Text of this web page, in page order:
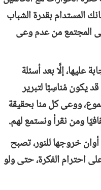
المستدام بقدرة الشباب
فى المجتمع من عدم وعى
عليها، إلَّا بعد أسئلة
يكون مُناسِبًا لتبرير
ووعى كل منا بحقيقة
ومن نقرأ ونستمع لهم.
خروجها للنور، تصبح
احترام الفكرة، حتى ولو